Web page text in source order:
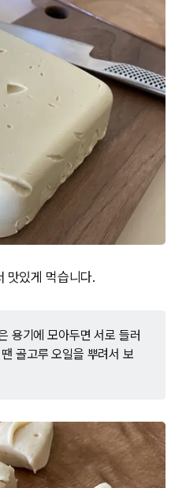
맛있게 먹습니다.
용기에 모아두면 서로 들러
골고루 오일을 뿌려서 보